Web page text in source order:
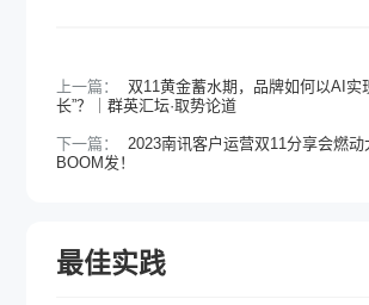
上一篇：
双11黄金蓄水期，品牌如何以AI实
长”？｜群英汇坛·取势论道
下一篇：
2023南讯客户运营双11分享会燃动
BOOM发！
最佳实践